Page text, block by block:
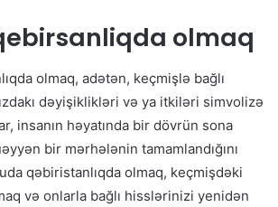
olmaq
olmaq, adətən, keçmişlə bağlı
dəyişiklikləri və ya itkiləri simvolizə
insanın həyatında bir dövrün sona
bir mərhələnin tamamlandığını
qəbiristanlıqda olmaq, keçmişdəki
və onlarla bağlı hisslərinizi yenidən